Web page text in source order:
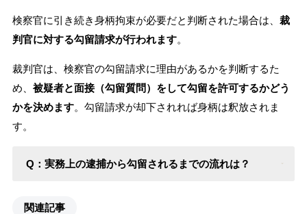
検察官に引き続き身柄拘束が必要だと判断された場合は、 裁
判官に対する勾留請求が行われます。
裁判官は、検察官の勾留請求に理由があるかを判断するた
め、 被疑者と面接（勾留質問）をして勾留を許可するかどう
かを決めます。勾留請求が却下されれば身柄は釈放されま
す。
Q：実務上の逮捕から勾留されるまでの流れは？
関連記事